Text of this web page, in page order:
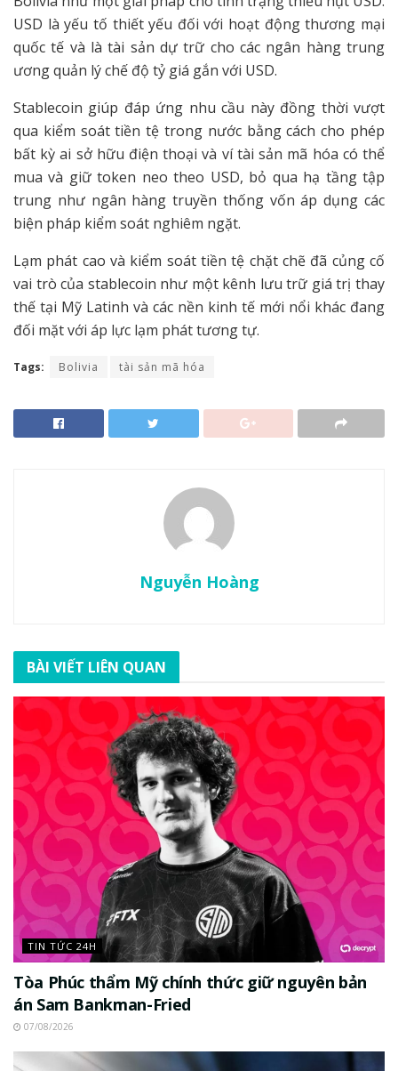
USD là yếu tố thiết yếu đối với hoạt động thương mại
quốc tế và là tài sản dự trữ cho các ngân hàng trung
ương quản lý chế độ tỷ giá gắn với USD.
Stablecoin giúp đáp ứng nhu cầu này đồng thời vượt
qua kiểm soát tiền tệ trong nước bằng cách cho phép
bất kỳ ai sở hữu điện thoại và ví tài sản mã hóa có thể
mua và giữ token neo theo USD, bỏ qua hạ tầng tập
trung như ngân hàng truyền thống vốn áp dụng các
biện pháp kiểm soát nghiêm ngặt.
Lạm phát cao và kiểm soát tiền tệ chặt chẽ đã củng cố
vai trò của stablecoin như một kênh lưu trữ giá trị thay
thế tại Mỹ Latinh và các nền kinh tế mới nổi khác đang
đối mặt với áp lực lạm phát tương tự.
Tags: Bolivia tài sản mã hóa
Nguyễn Hoàng
BÀI VIẾT LIÊN QUAN
TIN TỨC 24H
Tòa Phúc thẩm Mỹ chính thức giữ nguyên bản
án Sam Bankman-Fried
07/08/2026